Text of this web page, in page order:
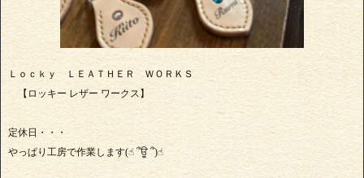
Ｌｏｃｋｙ ＬＥＡＴＨＥＲ ＷＯＲＫＳ
【ロッキー レザー ワークス】
定休日・・・
やっぱり工房で作業します(☝︎ ՞ਊ ՞)☝︎